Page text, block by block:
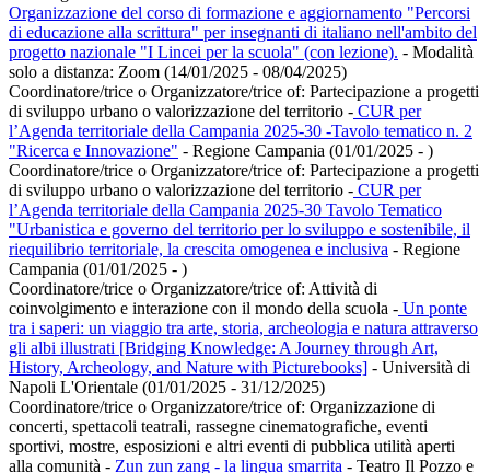
Organizzazione del corso di formazione e aggiornamento "Percorsi
di educazione alla scrittura" per insegnanti di italiano nell'ambito del
progetto nazionale "I Lincei per la scuola" (con lezione). - Modalità
solo a distanza: Zoom (14/01/2025 - 08/04/2025)
Coordinatore/trice o Organizzatore/trice of: Partecipazione a progetti
di sviluppo urbano o valorizzazione del territorio - CUR per
l’Agenda territoriale della Campania 2025-30 -Tavolo tematico n. 2
"Ricerca e Innovazione" - Regione Campania (01/01/2025 - )
Coordinatore/trice o Organizzatore/trice of: Partecipazione a progetti
di sviluppo urbano o valorizzazione del territorio - CUR per
l’Agenda territoriale della Campania 2025-30 Tavolo Tematico
"Urbanistica e governo del territorio per lo sviluppo e sostenibile, il
riequilibrio territoriale, la crescita omogenea e inclusiva - Regione
Campania (01/01/2025 - )
Coordinatore/trice o Organizzatore/trice of: Attività di
coinvolgimento e interazione con il mondo della scuola - Un ponte
tra i saperi: un viaggio tra arte, storia, archeologia e natura attraverso
gli albi illustrati [Bridging Knowledge: A Journey through Art,
History, Archeology, and Nature with Picturebooks] - Università di
Napoli L'Orientale (01/01/2025 - 31/12/2025)
Coordinatore/trice o Organizzatore/trice of: Organizzazione di
concerti, spettacoli teatrali, rassegne cinematografiche, eventi
sportivi, mostre, esposizioni e altri eventi di pubblica utilità aperti
alla comunità - Zun zun zang - la lingua smarrita - Teatro Il Pozzo e